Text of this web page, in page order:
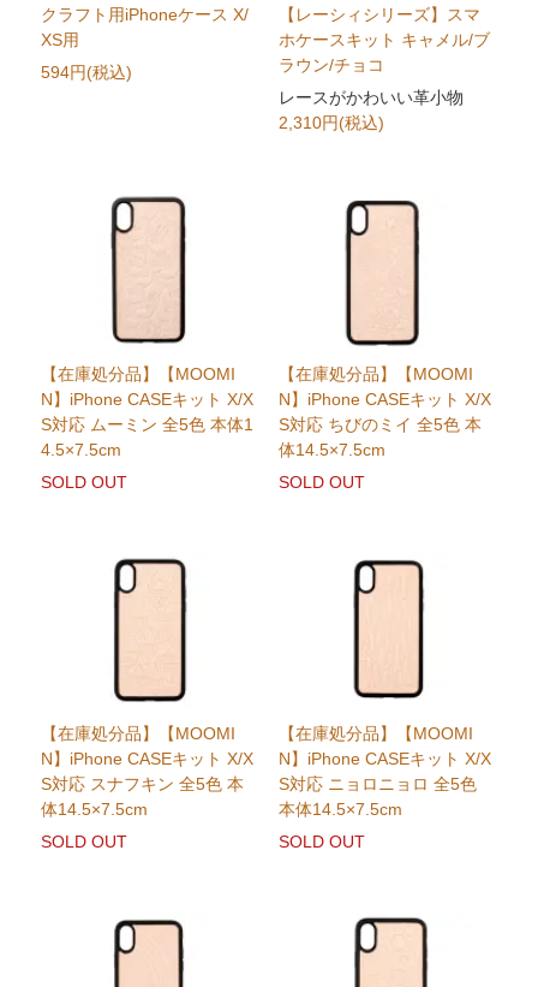
クラフト用iPhoneケース X/
XS用
594円(税込)
【レーシィシリーズ】スマ
ホケースキット キャメル/ブ
ラウン/チョコ
レースがかわいい革小物
2,310円(税込)
【在庫処分品】【MOOMI
N】iPhone CASEキット X/X
S対応 ムーミン 全5色 本体1
4.5×7.5cm
SOLD OUT
【在庫処分品】【MOOMI
N】iPhone CASEキット X/X
S対応 ちびのミイ 全5色 本
体14.5×7.5cm
SOLD OUT
【在庫処分品】【MOOMI
N】iPhone CASEキット X/X
S対応 スナフキン 全5色 本
体14.5×7.5cm
SOLD OUT
【在庫処分品】【MOOMI
N】iPhone CASEキット X/X
S対応 ニョロニョロ 全5色
本体14.5×7.5cm
SOLD OUT